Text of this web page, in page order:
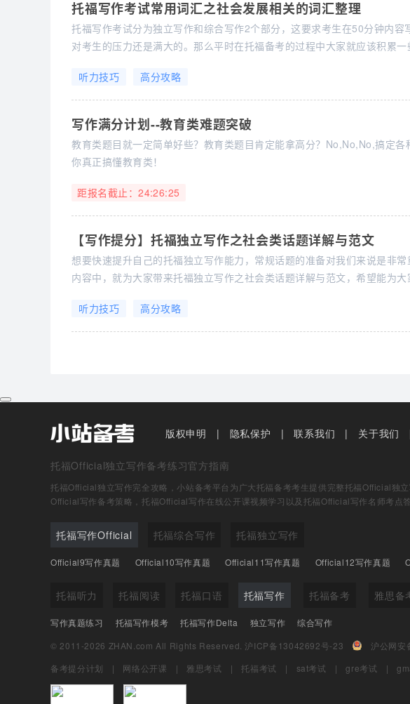
学习/回顾 学习/回顾
托福写作考试常用词汇之社会发展相关的词汇整理
托福写作考试分为独立写作和综合写作2个部分，这要求考生在50分钟内容
对考生的压力还是满大的。那么平时在托福备考的过程中大家就应该积累
汇分享给大家
听力技巧 高分攻略
写作满分计划--教育类难题突破
教育类题目就一定简单好些？教育类题目肯定能拿高分？No,No,No,搞定各
你真正搞懂教育类！
距报名截止：24:26:25
【写作提分】托福独立写作之社会类话题详解与范文
想要快速提升自己的托福独立写作能力，常规话题的准备对我们来说是非
内容中，就为大家带来托福独立写作之社会类话题详解与范文，希望能为大
听力技巧 高分攻略
版权申明 隐私保护 联系我们 关于我们
托福Official独立写作备考练习官方指南
托福Official独立写作完全攻略，小站备考平台为广大托福备考考生提供完整托福Official
Official写作备考策略，托福Official写作在线公开课视频学习以及托福Official写作名师考
托福写作Official 托福综合写作 托福独立写作
Official9写作真题 Official10写作真题 Official11写作真题 Official12写作真题
托福听力 托福阅读 托福口语 托福写作 托福备考 雅思备
写作真题练习 托福写作模考 托福写作Delta 独立写作
综合写作
© 2011-2026 ZHAN.com All Rights Reserved.沪ICP备13042692号-23
沪公网
备考提分计划
网络公开课 雅思考试 托福考试 sat考试 gre考试